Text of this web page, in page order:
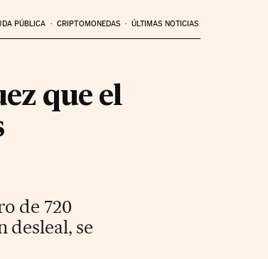
PÚBLICA CRIPTOMONEDAS ÚLTIMAS NOTICIAS
que el
de 720
desleal, se